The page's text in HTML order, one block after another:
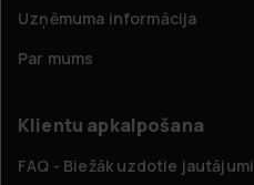
Uzņēmuma informācija
Par mums
Klientu apkalpošana
FAQ - Biežāk uzdotie jautājumi